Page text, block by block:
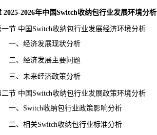
2025-2026年中国Switch收纳包行业发展环境分析
中国Switch收纳包行业发展经济环境分析
经济发展现状分析
经济发展主要问题
未来经济政策分析
中国Switch收纳包行业发展政策环境分析
收纳包行业政策影响分析
关Switch收纳包行业标准分析